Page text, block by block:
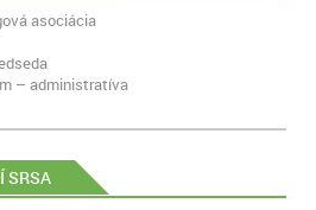
asociácia
– administratíva
SRSA